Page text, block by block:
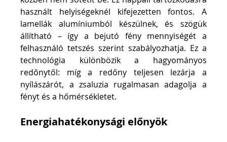
használt helyiségeknél kifejezetten fontos. A
lamellák alumíniumból készülnek, és szögük
állítható – így a bejutó fény mennyiségét a
felhasználó tetszés szerint szabályozhatja. Ez a
technológia különbözik a hagyományos
redőnytől: míg a redőny teljesen lezárja a
nyílászárót, a zsaluzia rugalmasan adagolja a
fényt és a hőmérsékletet.
Energiahatékonysági előnyök